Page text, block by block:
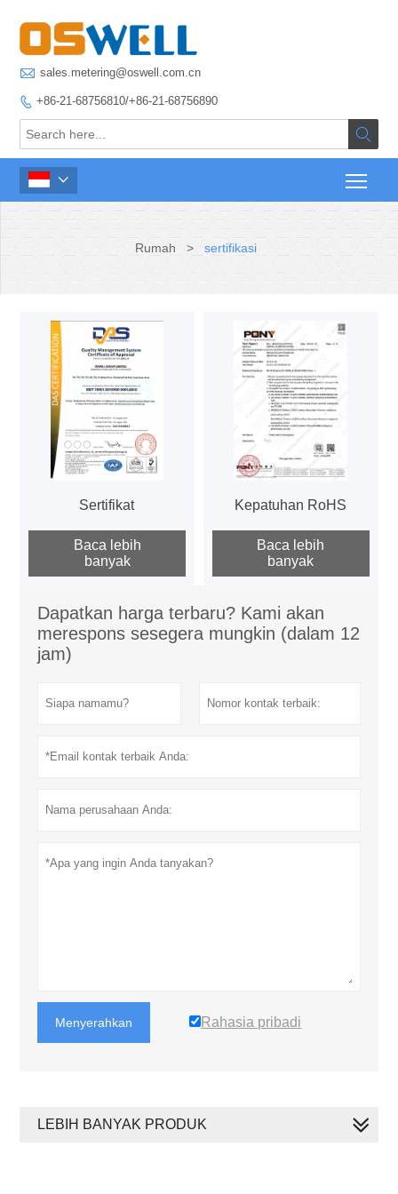
 sales.metering@oswell.com.cn
 +86-21-68756810/+86-21-68756890


Rumah > sertifikasi
Sertifikat
Baca lebih
banyak
Kepatuhan RoHS
Baca lebih
banyak
Dapatkan harga terbaru? Kami akan
merespons sesegera mungkin (dalam 12
jam)
Menyerahkan Rahasia pribadi
LEBIH BANYAK PRODUK